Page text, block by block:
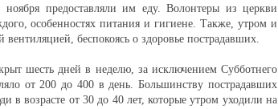
предоставляли им еду. Волонтеры из церкви
особенностях питания и гигиене. Также, утром и
беспокоясь о здоровье пострадавших.
шесть дней в неделю, за исключением Субботнего
от 200 до 400 в день. Большинству пострадавших
в возрасте от 30 до 40 лет, которые утром уходили на